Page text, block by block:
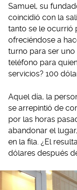
Samuel, su
coincidió con la
tanto se le ocurrió
ofreciéndose a
turno para ser
teléfono para
servicios? 100
Aquel día, la
se arrepintió de
por las horas
abandonar el
en la fila. ¿El
dólares después